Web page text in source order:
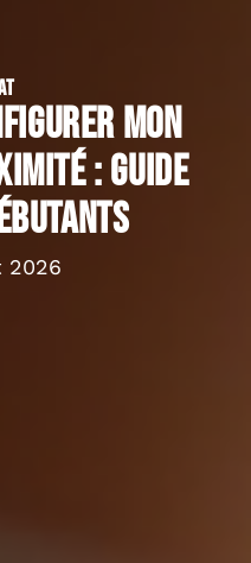
mon
: guide
2026